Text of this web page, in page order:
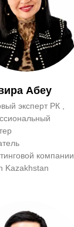
Абеу
эксперт РК ,
компании
Kazakhstan